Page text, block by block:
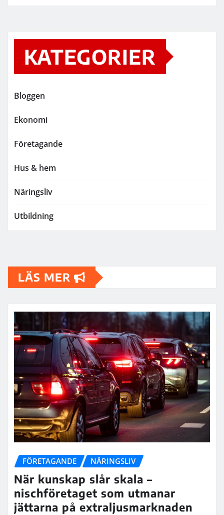
KATEGORIER
Bloggen
Ekonomi
Företagande
Hus & hem
Näringsliv
Utbildning
LÄS MER
FÖRETAGANDE NÄRINGSLIV
När kunskap slår skala –
nischföretaget som utmanar
jättarna på extraljusmarknaden